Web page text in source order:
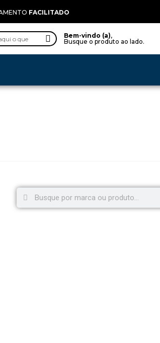
FACILITADO
Bem-vindo (a),
Busque o produto ao lado.